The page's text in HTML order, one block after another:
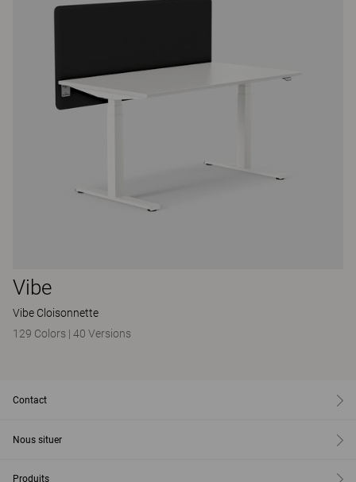
Vibe
Vibe Cloisonnette
129 Colors | 40 Versions
Contact
Nous situer
Produits